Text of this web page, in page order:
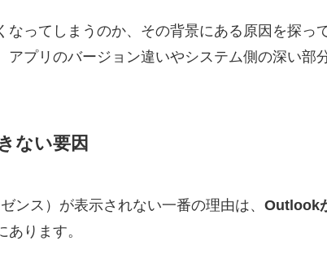
なってしまうのか、その背景にある原因を探っ
アプリのバージョン違いやシステム側の深い部
ない要因
ンス）が表示されない一番の理由は、 Outlook
あります。